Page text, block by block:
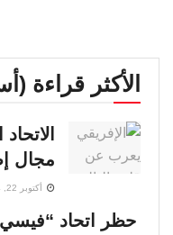
الأكثر قراءة
مجال
أكتوبر 22, 2024
حظر اتحاد